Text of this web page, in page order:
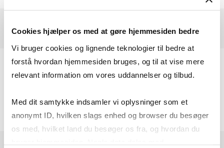
Cookies hjælper os med at gøre hjemmesiden bedre
Vi bruger cookies og lignende teknologier til bedre at
forstå hvordan hjemmesiden bruges, og til at vise mere
relevant information om vores uddannelser og tilbud.
Med dit samtykke indsamler vi oplysninger som et
anonymt ID, hvilken slags enhed og browser du besøger
os med, hvilket land du besøger os fra, og hvordan du
Subjects
Admission